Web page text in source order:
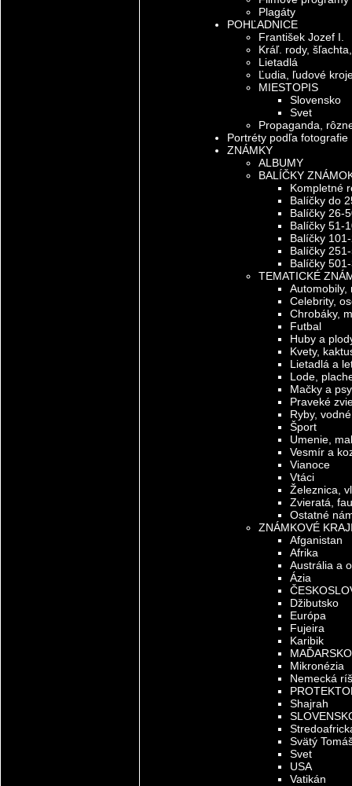
Plagáty
POHĽADNICE
František Jozef I.
Kráľ. rody,
Lietadlá
Ľudia, ľudové
MIESTOPIS
Slovensko
Svet
Propaganda,
Portréty podľa fotografie
ZNÁMKY
ALBUMY
BALÍČKY
Kompletné
Balíčky do
Balíčky 26-
Balíčky 51-
Balíčky
Balíčky
Balíčky
TEMATICKÉ
Automobily,
Celebrity,
Chrobáky,
Futbal
Huby a
Kvety,
Lietadlá a
Lode,
Mačky a psy
Praveké
Ryby,
Šport
Umenie,
Vesmír a
Vianoce
Vtáci
Železnica,
Zvieratá,
Ostatné
ZNÁMKOVÉ
Afganistan
Afrika
Austrália a
Ázia
Džibutsko
Európa
Fujeira
Karibik
MAĎARSKO
Mikronézia
Nemecká
Shajrah
Svätý
Svet
USA
Vatikán